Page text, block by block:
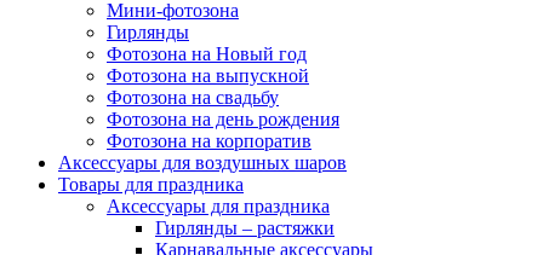
Мини-фотозона
Гирлянды
Фотозона на Новый год
Фотозона на выпускной
Фотозона на свадьбу
Фотозона на день рождения
Фотозона на корпоратив
Аксессуары для воздушных шаров
Товары для праздника
Аксессуары для праздника
Гирлянды – растяжки
Карнавальные аксессуары